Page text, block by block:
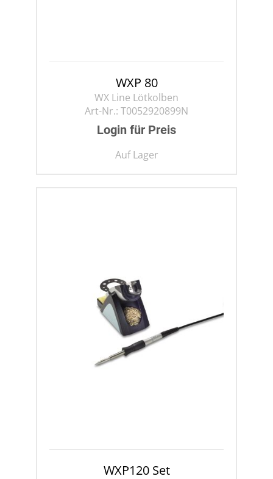
WXP 80
WX Line Lötkolben
Art-Nr.: T0052920899N
Login für Preis
Auf Lager
WXP120 Set